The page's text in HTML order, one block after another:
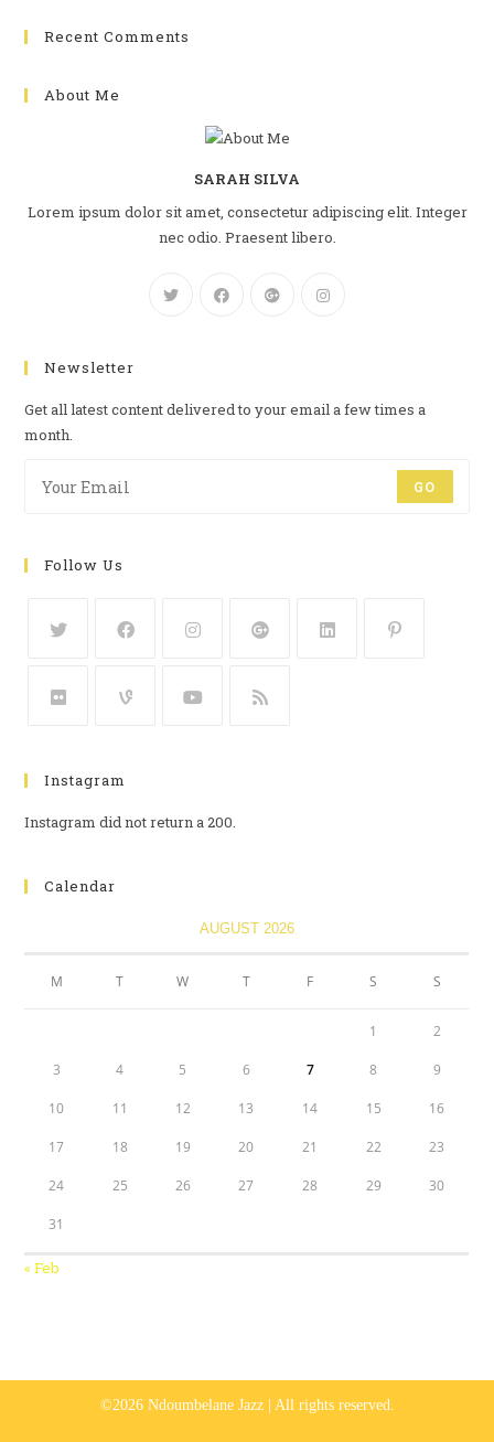
Recent Comments
About Me
SARAH SILVA
Lorem ipsum dolor sit amet, consectetur adipiscing elit. Integer
nec odio. Praesent libero.
Newsletter
Get all latest content delivered to your email a few times a
month.
GO
Follow Us
Instagram
Instagram did not return a 200.
Calendar
AUGUST 2026
M T W T F S S
1 2
3 4 5 6 7 8 9
10 11 12 13 14 15 16
17 18 19 20 21 22 23
24 25 26 27 28 29 30
31
« Feb
©2026 Ndoumbelane Jazz | All rights reserved.